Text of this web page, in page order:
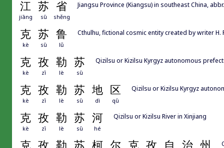
江 苏 省
jiāng sū shěng
Jiangsu Province (Kiangsu) in southeast China,
克 苏 鲁
kè sū lǔ
Cthulhu, fictional cosmic entity created by writer H.
克 孜 勒 苏
kè zī lè sū
Qizilsu or Kizilsu Kyrgyz autonomous
克 孜 勒 苏 地 区
kè zī lè sū dì qū
Qizilsu or Kizilsu Kyrgyz
克 孜 勒 苏 河
kè zī lè sū hé
Qizilsu or Kizilsu River in Xinjiang
克 孜 勒 苏 柯 尔 克 孜 自 治 州